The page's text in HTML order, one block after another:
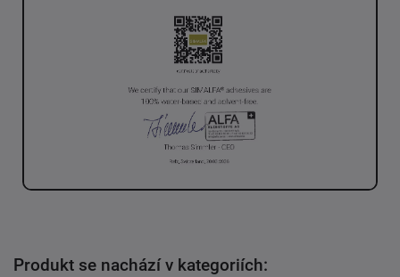
Produkt se nachází v kategoriích: